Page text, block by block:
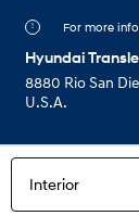
For more
Hyundai
8880 Rio San
U.S.A.
Interior